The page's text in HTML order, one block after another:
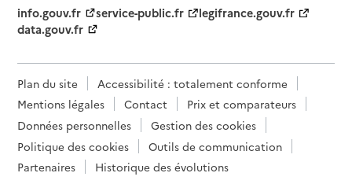
info.gouv.fr
service-public.fr
legifrance.gouv.fr
data.gouv.fr
Plan du site
Accessibilité : totalement conforme
Mentions légales
Contact
Prix et comparateurs
Données personnelles
Gestion des cookies
Politique des cookies
Outils de communication
Partenaires
Historique des évolutions